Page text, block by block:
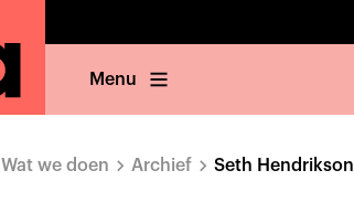
Menu
Wat we doen Archief Seth Hendrikson